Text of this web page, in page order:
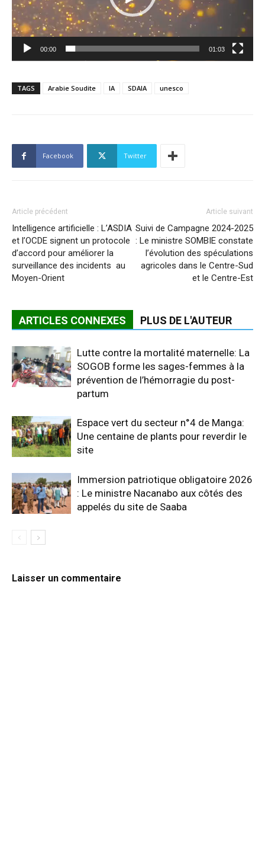
00:00 01:03
TAGS Arabie Soudite IA SDAIA unesco
Facebook Twitter
Article précédent
Intelligence artificielle : L’ASDIA
et l’OCDE signent un protocole
d’accord pour améliorer la
surveillance des incidents au
Moyen-Orient
Article suivant
Suivi de Campagne 2024-2025
: Le ministre SOMBIE constate
l’évolution des spéculations
agricoles dans le Centre-Sud
et le Centre-Est
ARTICLES CONNEXES PLUS DE L'AUTEUR
Lutte contre la mortalité maternelle: La
SOGOB forme les sages-femmes à la
prévention de l’hémorragie du post-
partum
Espace vert du secteur n°4 de Manga:
Une centaine de plants pour reverdir le
site
Immersion patriotique obligatoire 2026
: Le ministre Nacanabo aux côtés des
appelés du site de Saaba
Laisser un commentaire